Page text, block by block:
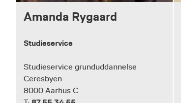
Amanda Rygaard
Studieservice
Studieservice grunduddannelse
Ceresbyen
8000 Aarhus C